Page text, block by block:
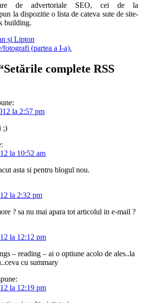
de advertoriale SEO, cei de la
la dispozitie o lista de cateva sute de site-
building.
și Lipton
fotografi (partea a I-a).
Setările complete RSS
la 2:57 pm
;)
la 10:52 am
asta si pentru blogul nou.
la 2:32 pm
? sa nu mai apara tot articolul in e-mail ?
la 12:12 pm
– reading – ai o optiune acolo de ales..la
cu summary
la 12:19 pm